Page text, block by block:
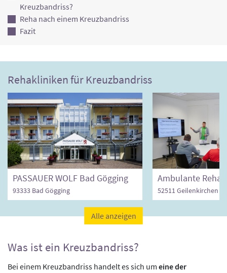
Kreuzbandriss?
Reha nach einem Kreuzbandriss
Fazit
Rehakliniken für Kreuzbandriss
PASSAUER WOLF Bad Gögging
93333 Bad Gögging 52511 Geilenkirchen
Alle anzeigen
Was ist ein Kreuzbandriss?
Bei einem Kreuzbandriss handelt es sich um eine der